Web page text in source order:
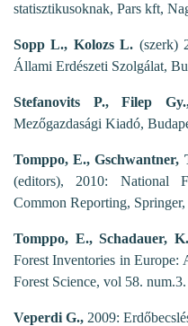
statisztikusoknak, Pars kft,
Sopp L., Kolozs L. (szerk)
Állami Erdészeti Szolgálat,
Stefanovits P., Filep
Mezőgazdasági Kiadó,
Tomppo, E.,
(editors), 2010: National
Common Reporting,
Tomppo, E., Schadauer, K.
Forest Inventories in Europe:
Forest Science, vol 58. num.3.
Veperdi G., 2009: